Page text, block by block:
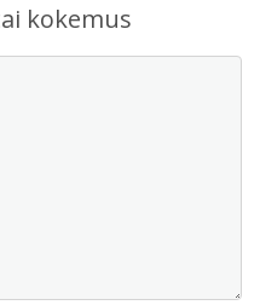
kokemus